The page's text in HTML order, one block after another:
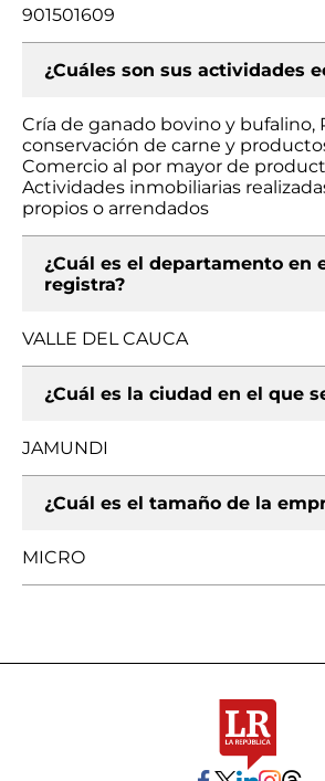
901501609
¿Cuáles son sus actividades
Cría de ganado bovino y bufalino,
conservación de carne y
Comercio al por mayor de
Actividades inmobiliarias
propios o arrendados
¿Cuál es el departamento en
registra?
VALLE DEL CAUCA
¿Cuál es la ciudad en el que
JAMUNDI
¿Cuál es el tamaño de la
MICRO